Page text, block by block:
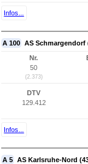
Infos...
A 100 AS Schmargendorf
Nr.
50
(2.373)
DTV
129.412
Infos...
A 5 AS Karlsruhe-Nord